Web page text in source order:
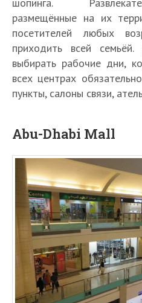
размещённые на их
посетителей любых
приходить всей
выбирать рабочие дни,
всех центрах
пункты, салоны связи,
Abu-Dhabi Mall